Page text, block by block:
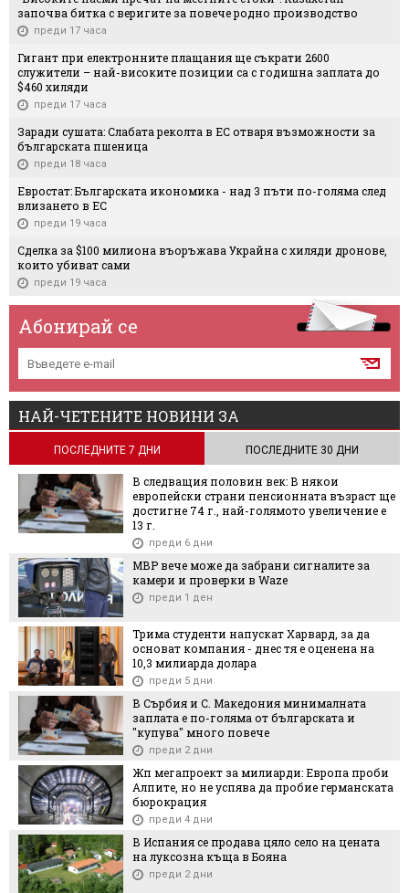
започва битка с веригите за повече родно производство
преди 17 часа
Гигант при електронните плащания ще съкрати 2600
служители – най-високите позиции са с годишна заплата до
$460 хиляди
преди 17 часа
Заради сушата: Слабата реколта в ЕС отваря възможности за
българската пшеница
преди 18 часа
Евростат: Българската икономика - над 3 пъти по-голяма след
влизането в ЕС
преди 19 часа
Сделка за $100 милиона въоръжава Украйна с хиляди дронове,
които убиват сами
преди 19 часа
Абонирай се
НАЙ-ЧЕТЕНИТЕ НОВИНИ ЗА
ПОСЛЕДНИТЕ 7 ДНИ ПОСЛЕДНИТЕ 30 ДНИ
В следващия половин век: В някои
европейски страни пенсионната възраст ще
достигне 74 г., най-голямото увеличение е
13 г.
преди 6 дни
МВР вече може да забрани сигналите за
камери и проверки в Waze
преди 1 ден
Трима студенти напускат Харвард, за да
основат компания - днес тя е оценена на
10,3 милиарда долара
преди 5 дни
В Сърбия и С. Македония минималната
заплата е по-голяма от българската и
"купува" много повече
преди 2 дни
Жп мегапроект за милиарди: Европа проби
Алпите, но не успява да пробие германската
бюрокрация
преди 4 дни
В Испания се продава цяло село на цената
на луксозна къща в Бояна
преди 2 дни